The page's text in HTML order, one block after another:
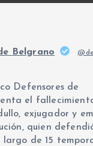
Belgrano
Defensores de
el
exjugador y
quien
de 15